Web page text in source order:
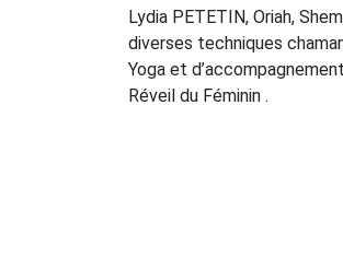
Lydia PETETIN, Oriah,
diverses techniques
Yoga et
Réveil du Féminin .